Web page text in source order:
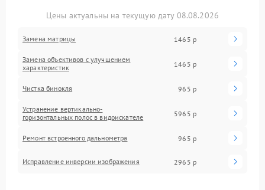
Цены актуальны на текущую дату 08.08.2026
Замена матрицы 1465 р
Замена объективов с улучшением
характеристик
1465 р
Чистка бинокля 965 р
Устранение вертикально-
горизонтальных полос в видоискателе
5965 р
Ремонт встроенного дальнометра 965 р
Исправление инверсии изображения 2965 р